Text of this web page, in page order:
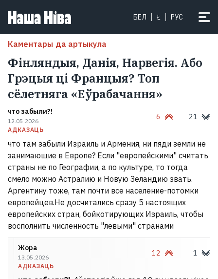
БЕЛ Ł РУС
Каментары да артыкула
Фінляндыя, Данія, Нарвегія. Або
Грэцыя ці Францыя? Топ
сёлетняга «Еўрабачання»
что забыли?!
12.05.2026
АДКАЗАЦЬ
6 21
что там забыли Израиль и Армения, ни пяди земли не
занимающие в Европе? Если "европейскими" считать
страны не по Географии, а по культуре, то тогда
смело можно Астралию и Новую Зеландию звать.
Аргентину тоже, там почти все население-потомки
европейцев.Не досчитались сразу 5 настоящих
европейских стран, бойкотирующих Израиль, чтобы
восполнить численность "левыми" странами
Жора
13.05.2026
АДКАЗАЦЬ
12 1